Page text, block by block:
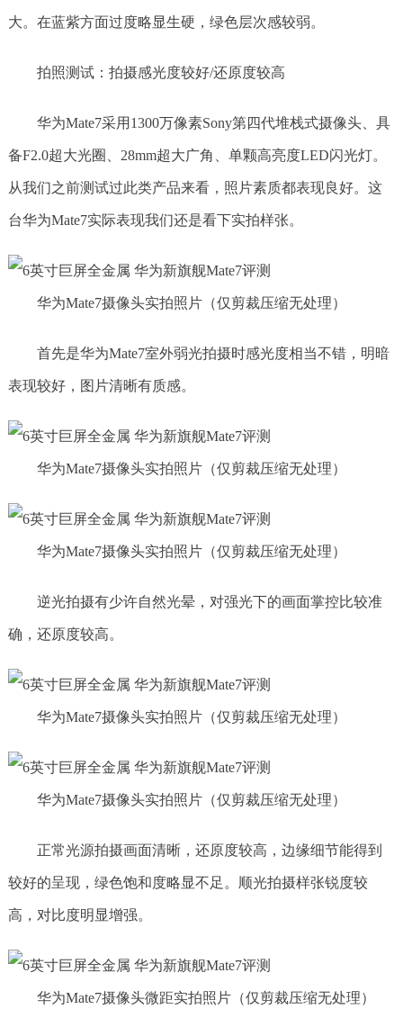
大。在蓝紫方面过度略显生硬，绿色层次感较弱。
拍照测试：拍摄感光度较好/还原度较高
华为Mate7采用1300万像素Sony第四代堆栈式摄像头、具
备F2.0超大光圈、28mm超大广角、单颗高亮度LED闪光灯。
从我们之前测试过此类产品来看，照片素质都表现良好。这
台华为Mate7实际表现我们还是看下实拍样张。
华为Mate7摄像头实拍照片（仅剪裁压缩无处理）
首先是华为Mate7室外弱光拍摄时感光度相当不错，明暗
表现较好，图片清晰有质感。
华为Mate7摄像头实拍照片（仅剪裁压缩无处理）
华为Mate7摄像头实拍照片（仅剪裁压缩无处理）
逆光拍摄有少许自然光晕，对强光下的画面掌控比较准
确，还原度较高。
华为Mate7摄像头实拍照片（仅剪裁压缩无处理）
华为Mate7摄像头实拍照片（仅剪裁压缩无处理）
正常光源拍摄画面清晰，还原度较高，边缘细节能得到
较好的呈现，绿色饱和度略显不足。顺光拍摄样张锐度较
高，对比度明显增强。
华为Mate7摄像头微距实拍照片（仅剪裁压缩无处理）